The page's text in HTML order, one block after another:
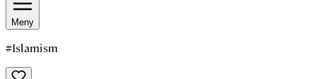
Meny
#Islamism